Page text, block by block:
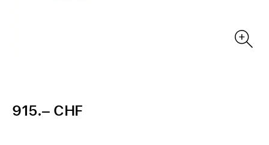
915.– CHF